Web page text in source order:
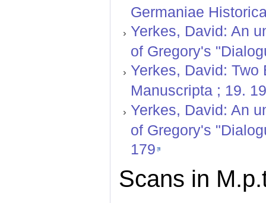
Germaniae
Yerkes, David: An
of Gregory's
Yerkes, David:
Manuscripta ; 19.
Yerkes, David: An
of Gregory's
179
Scans in